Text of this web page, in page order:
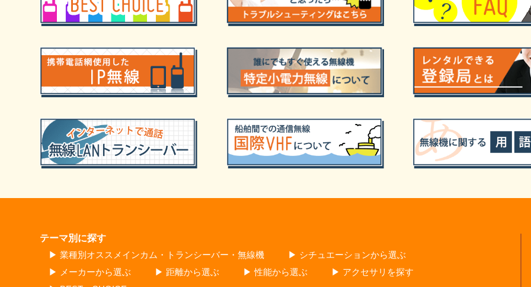
テーマ別に探す
▶ 業種別オススメインカム・トランシーバー・無線機
▶ シチュエーションから選ぶ
▶ メーカーから選ぶ
▶ 距離から選ぶ ▶ 性能から選ぶ
▶ アクセサリを探す